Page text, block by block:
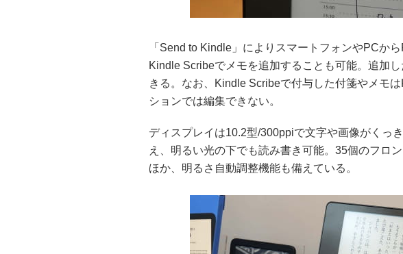
「Send to Kindle」によりスマートフォンやPCか
Kindle Scribeでメモを追加することも可能。追加
きる。なお、Kindle Scribeで付与した付箋やメモ
ションでは編集できない。
ディスプレイは10.2型/300ppiで文字や画像がくっ
え、明るい光の下でも読み書き可能。35個のフロ
ほか、明るさ自動調整機能も備えている。